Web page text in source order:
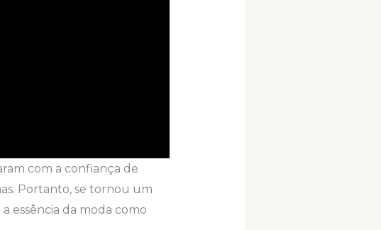
com a confiança de
Portanto, se tornou um
essência da moda como